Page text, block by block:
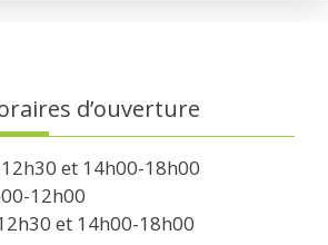
d’ouverture
et 14h00-18h00
12h00
et 14h00-18h00